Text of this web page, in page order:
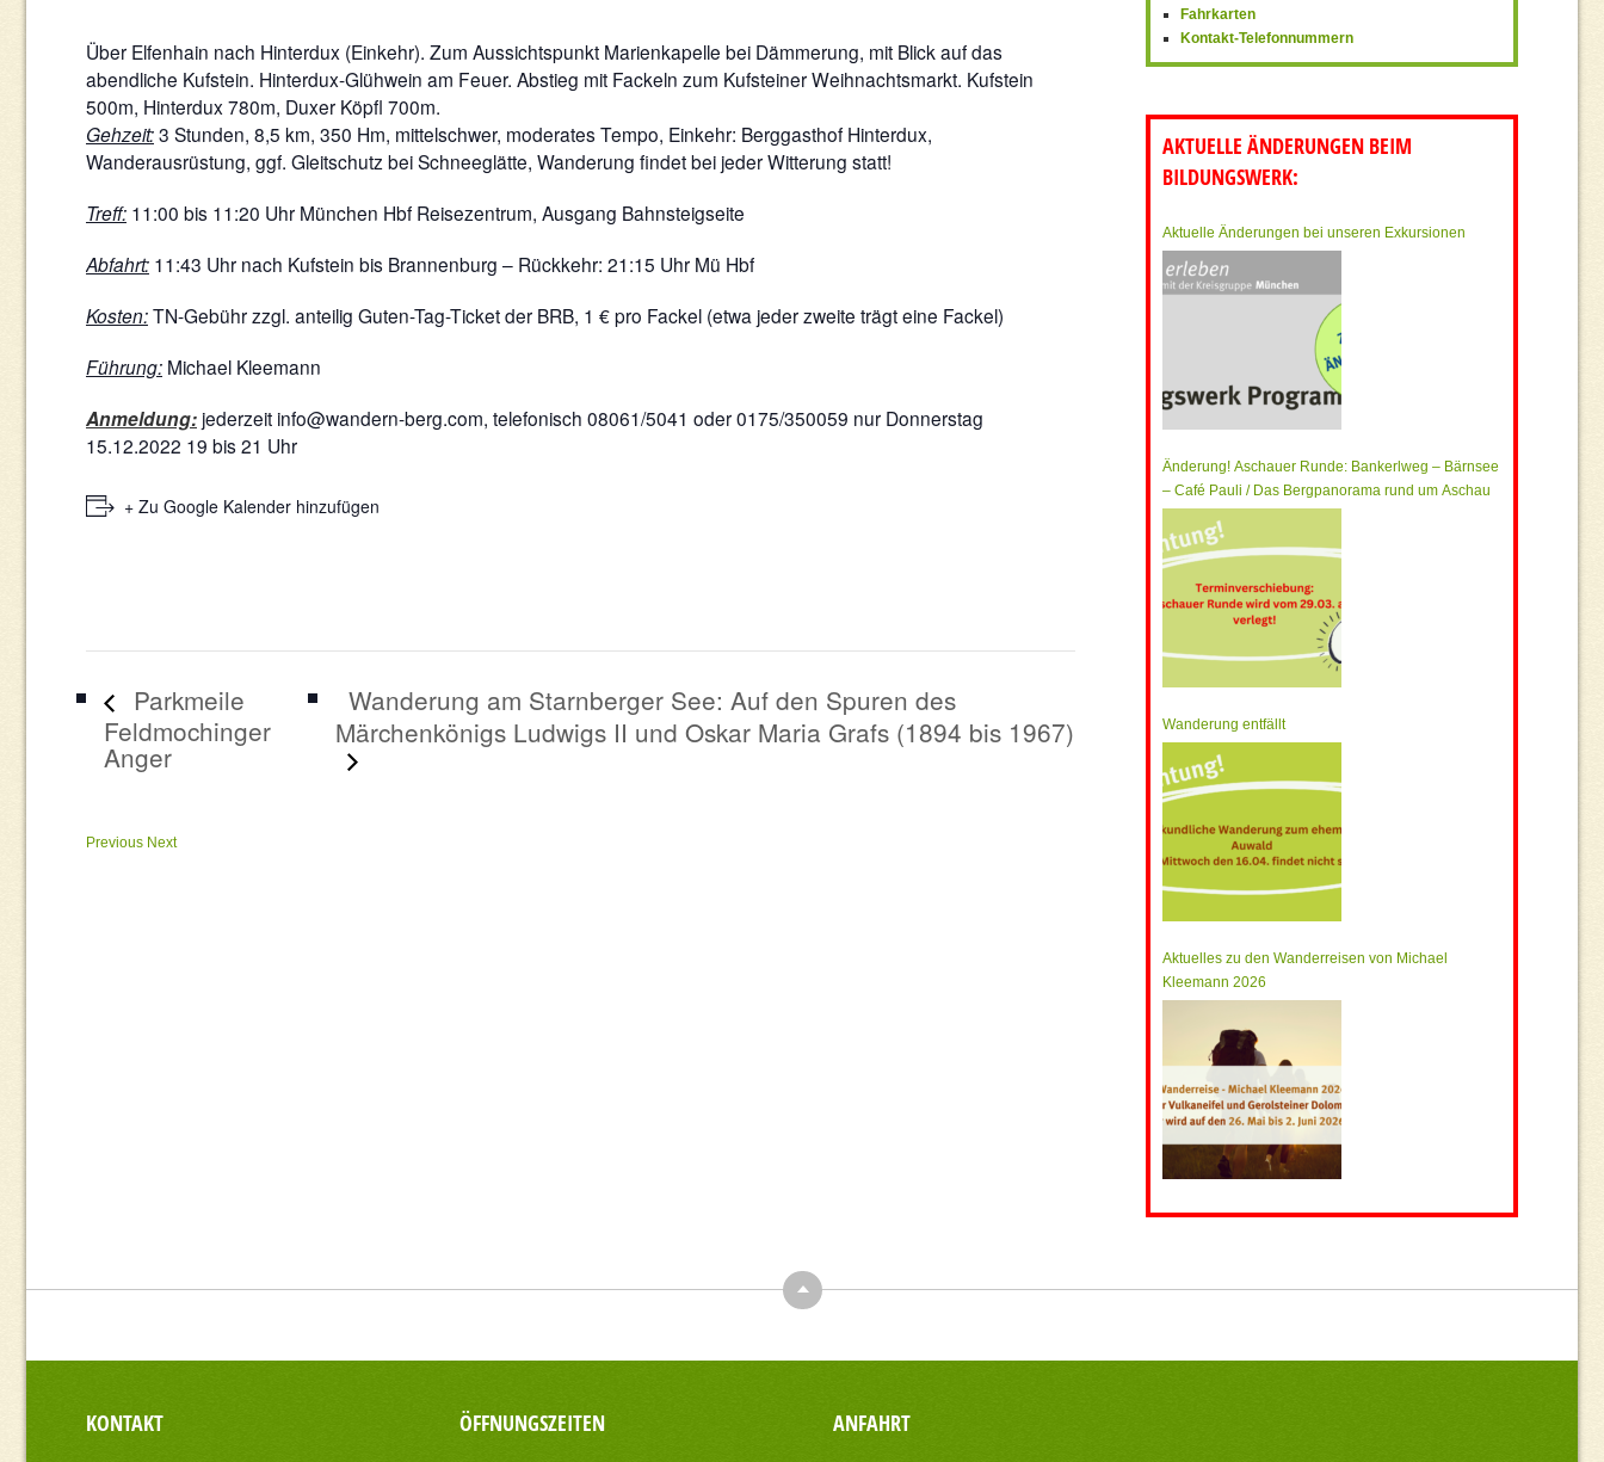
Über Elfenhain nach Hinterdux (Einkehr). Zum Aussichtspunkt Marienkapelle bei Dämmerung, mit Blick auf das
abendliche Kufstein. Hinterdux-Glühwein am Feuer. Abstieg mit Fackeln zum Kufsteiner Weihnachtsmarkt. Kufstein
500m, Hinterdux 780m, Duxer Köpfl 700m.
Gehzeit:3 Stunden, 8,5 km, 350 Hm, mittelschwer, moderates Tempo, Einkehr: Berggasthof Hinterdux,
Wanderausrüstung, ggf. Gleitschutz bei Schneeglätte, Wanderung findet bei jeder Witterung statt!
Treff: 11:00 bis 11:20 Uhr München Hbf Reisezentrum, Ausgang Bahnsteigseite
Abfahrt: 11:43 Uhr nach Kufstein bis Brannenburg – Rückkehr: 21:15 Uhr Mü Hbf
Kosten:TN-Gebühr zzgl. anteilig Guten-Tag-Ticket der BRB, 1 € pro Fackel (etwa jeder zweite trägt eine Fackel)
Führung: Michael Kleemann
Anmeldung: jederzeit info@wandern-berg.com, telefonisch 08061/5041 oder 0175/350059 nur Donnerstag
15.12.2022 19 bis 21 Uhr
+ Zu Google Kalender hinzufügen
Parkmeile
Feldmochinger
Anger
Wanderung am Starnberger See: Auf den Spuren des
Märchenkönigs Ludwigs II und Oskar Maria Grafs (1894 bis 1967)
Previous Next
Fahrkarten
Kontakt-Telefonnummern
AKTUELLE ÄNDERUNGEN BEIM
BILDUNGSWERK:
Aktuelle Änderungen bei unseren Exkursionen
Änderung! Aschauer Runde: Bankerlweg – Bärnsee
– Café Pauli / Das Bergpanorama rund um Aschau
Wanderung entfällt
Aktuelles zu den Wanderreisen von Michael
Kleemann 2026
Top
KONTAKT ÖFFNUNGSZEITEN ANFAHRT